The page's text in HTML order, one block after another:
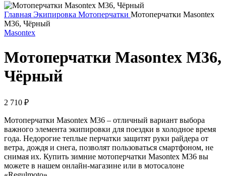
Главная Экипировка Мотоперчатки Мотоперчатки Masontex
M36, Чёрный
Masontex
Мотоперчатки Masontex M36,
Чёрный
2 710 ₽
Мотоперчатки Masontex M36 – отличный вариант выбора
важного элемента экипировки для поездки в холодное время
года. Недорогие теплые перчатки защитят руки райдера от
ветра, дождя и снега, позволят пользоваться смартфоном, не
снимая их. Купить зимние мотоперчатки Masontex M36 вы
можете в нашем онлайн-магазине или в мотосалоне